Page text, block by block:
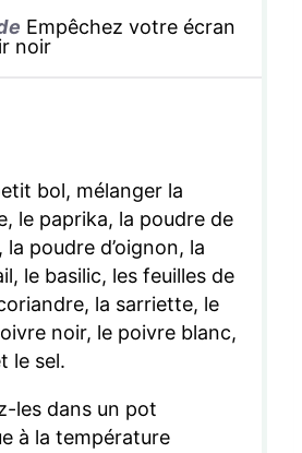
Empêchez votre écran
noir
bol, mélanger la
le paprika, la poudre de
poudre d’oignon, la
le basilic, les feuilles de
la sarriette, le
noir, le poivre blanc,
le sel.
les dans un pot
à la température